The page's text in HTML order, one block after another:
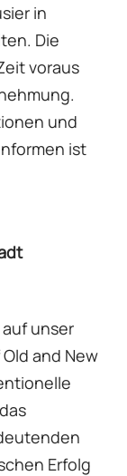
in
Die
voraus
und
ist
unser
and New
Erfolg